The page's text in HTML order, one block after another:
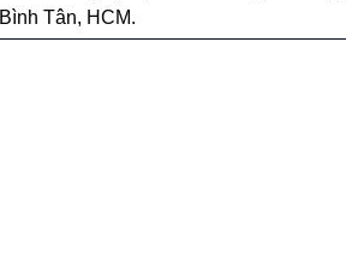
Bình Tân, HCM.